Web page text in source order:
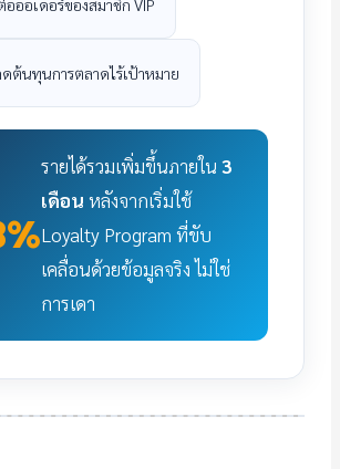
ออเดอร์ของสมาชิก VIP
ต้นทุนการตลาดไร้เป้าหมาย
รายได้รวมเพิ่มขึ้นภายใน3
เดือน หลังจากเริ่มใช้
Loyalty Program ที่ขับ
เคลื่อนด้วยข้อมูลจริง ไม่ใช่
การเดา